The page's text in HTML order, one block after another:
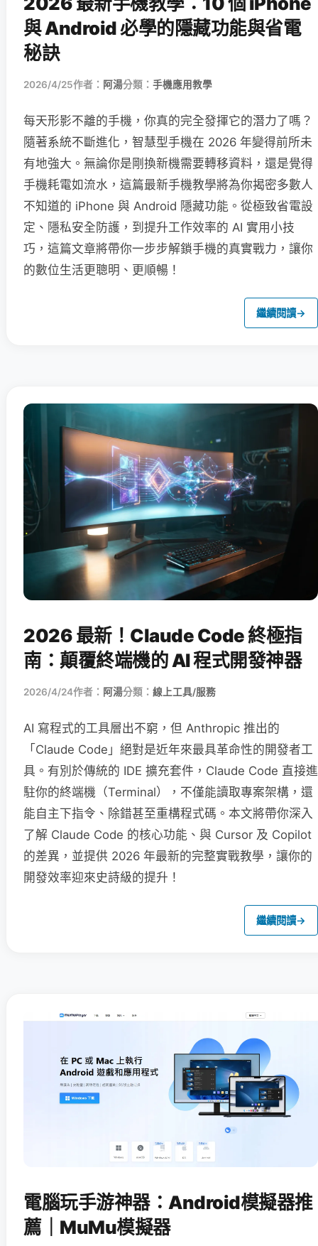
與 Android 必學的隱藏功能與省電
秘訣
2026/4/25作者： 阿湯分類： 手機應用教學
每天形影不離的手機，你真的完全發揮它的潛力了嗎？
隨著系統不斷進化，智慧型手機在 2026 年變得前所未
有地強大。無論你是剛換新機需要轉移資料，還是覺得
手機耗電如流水，這篇最新手機教學將為你揭密多數人
不知道的 iPhone 與 Android 隱藏功能。從極致省電設
定、隱私安全防護，到提升工作效率的 AI 實用小技
巧，這篇文章將帶你一步步解鎖手機的真實戰力，讓你
的數位生活更聰明、更順暢！
繼續閱讀→
2026 最新！Claude Code 終極指
南：顛覆終端機的 AI 程式開發神器
2026/4/24作者： 阿湯分類： 線上工具/服務
AI 寫程式的工具層出不窮，但 Anthropic 推出的
「Claude Code」絕對是近年來最具革命性的開發者工
具。有別於傳統的 IDE 擴充套件，Claude Code 直接進
駐你的終端機（Terminal），不僅能讀取專案架構，還
能自主下指令、除錯甚至重構程式碼。本文將帶你深入
了解 Claude Code 的核心功能、與 Cursor 及 Copilot
的差異，並提供 2026 年最新的完整實戰教學，讓你的
開發效率迎來史詩級的提升！
繼續閱讀→
電腦玩手游神器：Android模擬器推
薦｜MuMu模擬器